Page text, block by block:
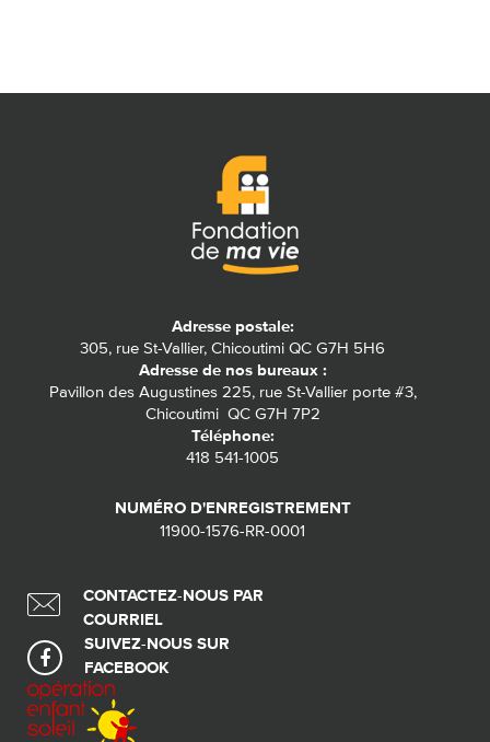
Adresse postale:
305, rue St-Vallier, Chicoutimi QC G7H 5H6
Adresse de nos bureaux :
Pavillon des Augustines 225, rue St-Vallier porte #3,
Chicoutimi QC G7H 7P2
Téléphone:
418 541-1005
NUMÉRO D'ENREGISTREMENT
11900-1576-RR-0001
CONTACTEZ-NOUS PAR
COURRIEL
SUIVEZ-NOUS SUR
FACEBOOK